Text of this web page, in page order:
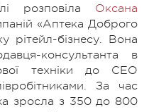
розповіла Оксана
«Аптека Доброго
рітейл-бізнесу. Вона
консультанта в
техніки до СЕО
За час
зросла з 350 до 800